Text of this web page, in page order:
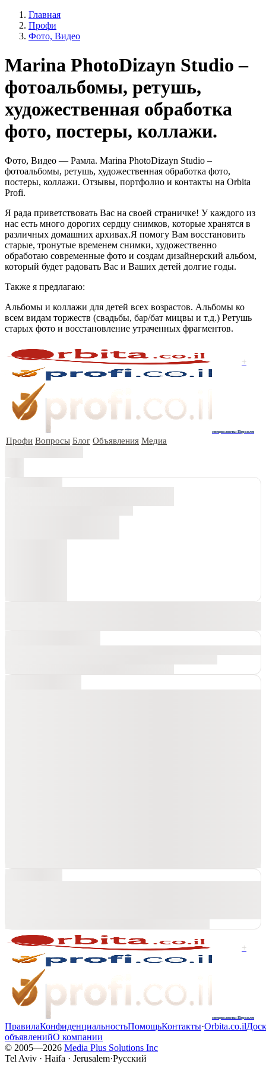
Главная
Профи
Фото, Видео
Marina PhotoDizayn Studio –
фотоальбомы, ретушь,
художественная обработка
фото, постеры, коллажи.
Фото, Видео — Рамла. Marina PhotoDizayn Studio –
фотоальбомы, ретушь, художественная обработка фото,
постеры, коллажи. Отзывы, портфолио и контакты на Orbita
Profi.
Я рада приветствовать Вас на своей страничке! У каждого из
нас есть много дорогих сердцу снимков, которые хранятся в
различных домашних архивах.Я помогу Вам восстановить
старые, тронутые временем снимки, художественно
обработаю современные фото и создам дизайнерский альбом,
который будет радовать Вас и Ваших детей долгие годы.
Также я предлагаю:
Альбомы и коллажи для детей всех возрастов. Альбомы ко
всем видам торжеств (свадьбы, бар/бат мицвы и т.д.) Ретушь
старых фото и восстановление утраченных фрагментов.
+
специалисты Израиля
Профи Вопросы Блог Объявления Медиа
+
специалисты Израиля
ПравилаКонфиденциальностьПомощьКонтакты·Orbita.co.il
объявленийО компании
© 2005—2026 Media Plus Solutions Inc
Tel Aviv · Haifa · Jerusalem·Русский